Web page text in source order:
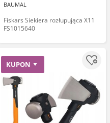
BAUMAL
Fiskars Siekiera rozłupująca X11
FS1015640
KUPON